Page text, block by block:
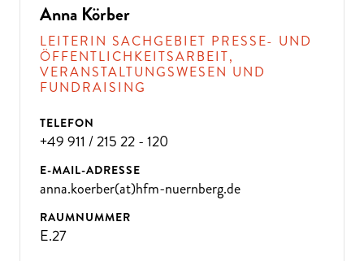
Anna Körber
LEITERIN SACHGEBIET PRESSE- UND
ÖFFENTLICHKEITSARBEIT,
VERANSTALTUNGSWESEN UND
FUNDRAISING
TELEFON
+49 911 / 215 22 - 120
E-MAIL-ADRESSE
anna.koerber(at)hfm-nuernberg.de
RAUMNUMMER
E.27